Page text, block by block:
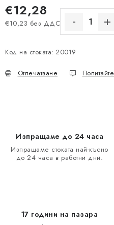
€12,28
€10,23 без ДДС
Измерване на цената:
Код на стоката: 20019
Отпечатване Попитайте
Изпращаме до 24 часа
Изпращаме стоката най-късно
до 24 часа в работни дни.
17 години на пазара